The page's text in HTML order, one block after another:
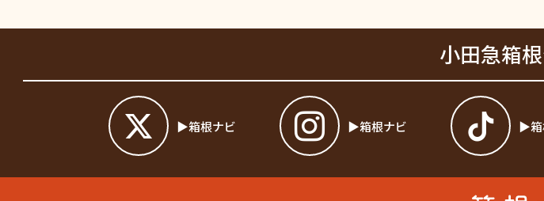
小田急箱
箱根ナビ 箱根ナビ